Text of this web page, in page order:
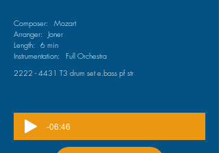
Composer:
Mozart
Arranger:
Joner
Length: 6 min
Instrumentation:
Full Orchestra
2222 - 4431 T3 drum set e.bass pf str
-06:46